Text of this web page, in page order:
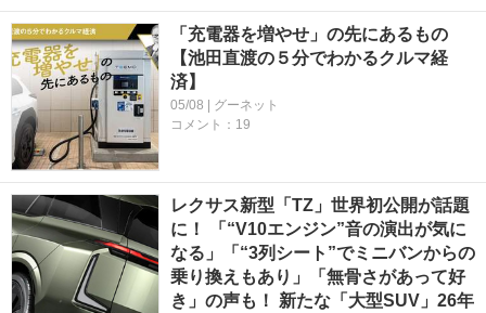
「充電器を増やせ」の先にあるもの
【池田直渡の５分でわかるクルマ経
済】
05/08 | グーネット
コメント：19
レクサス新型「TZ」世界初公開が話題
に！ 「“V10エンジン”音の演出が気に
なる」「“3列シート”でミニバンからの
乗り換えもあり」「無骨さがあって好
き」の声も！ 新たな「大型SUV」26年